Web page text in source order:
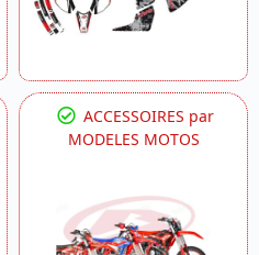
ACCESSOIRES par
MODELES MOTOS